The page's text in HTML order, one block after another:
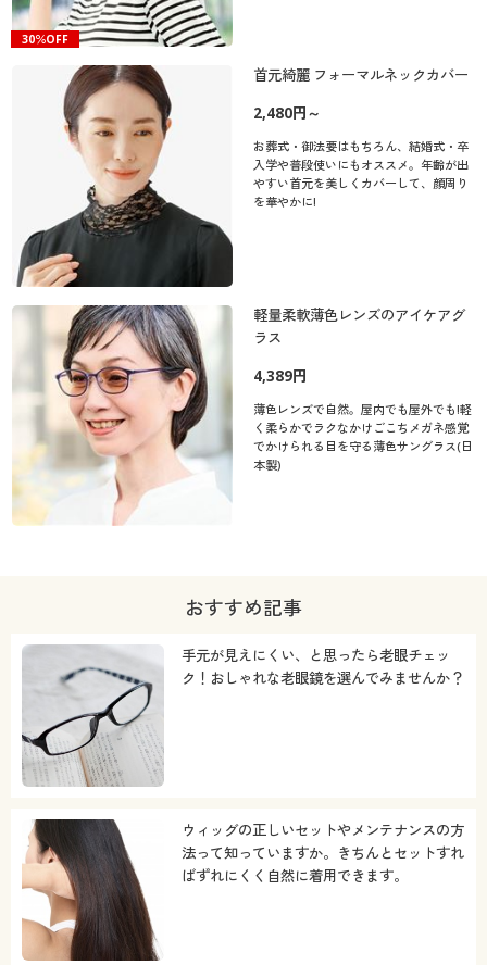
30％OFF
首元綺麗 フォーマルネックカバー
2,480円～
お葬式・御法要はもちろん、結婚式・卒
入学や普段使いにもオススメ。年齢が出
やすい首元を美しくカバーして、顔周り
を華やかに!
軽量柔軟薄色レンズのアイケアグ
ラス
4,389円
薄色レンズで自然。屋内でも屋外でも!軽
く柔らかでラクなかけごこちメガネ感覚
でかけられる目を守る薄色サングラス(日
本製)
おすすめ記事
手元が見えにくい、と思ったら老眼チェッ
ク！おしゃれな老眼鏡を選んでみませんか？
ウィッグの正しいセットやメンテナンスの方
法って知っていますか。きちんとセットすれ
ばずれにくく自然に着用できます。